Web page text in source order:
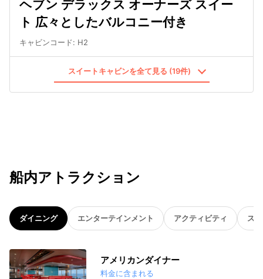
ヘブン デラックス オーナーズ スイー
ト 広々としたバルコニー付き
キャビンコード: H2
スイートキャビンを全て見る (19件)
船内アトラクション
ダイニング エンターテインメント アクティビティ ス
アメリカンダイナー
料金に含まれる